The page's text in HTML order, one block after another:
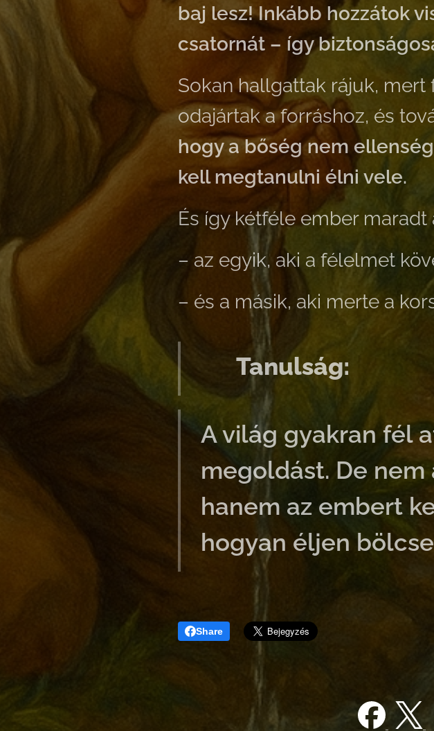
baj lesz! Inkább hozzátok
csatornát – így
Sokan hallgattak rájuk,
odajártak a forráshoz, és
hogy a bőség nem
kell megtanulni élni vele.
És így kétféle ember maradt
– az egyik, aki a félelmet
– és a másik, aki merte a
👉 Tanulság:
A világ gyakran fél
megoldást. De
hanem az embert
hogyan éljen
Share